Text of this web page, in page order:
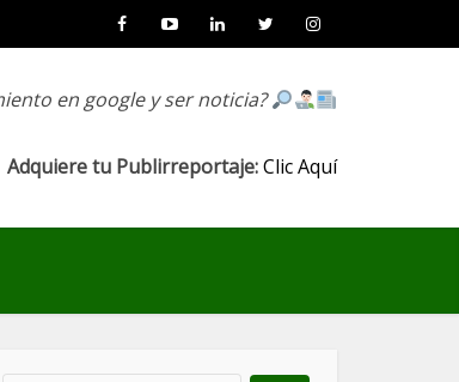
en google y ser noticia?
Adquiere tu Publirreportaje:Clic Aquí